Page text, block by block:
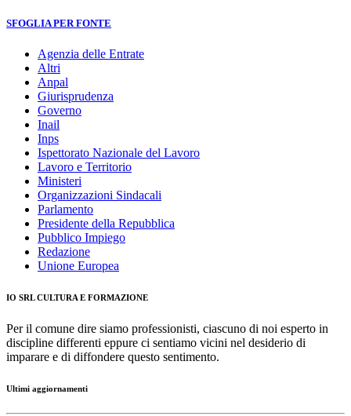
SFOGLIA PER FONTE
Agenzia delle Entrate
Altri
Anpal
Giurisprudenza
Governo
Inail
Inps
Ispettorato Nazionale del Lavoro
Lavoro e Territorio
Ministeri
Organizzazioni Sindacali
Parlamento
Presidente della Repubblica
Pubblico Impiego
Redazione
Unione Europea
IO SRL CULTURA E FORMAZIONE
Per il comune dire siamo professionisti, ciascuno di noi esperto in
discipline differenti eppure ci sentiamo vicini nel desiderio di
imparare e di diffondere questo sentimento.
Ultimi aggiornamenti